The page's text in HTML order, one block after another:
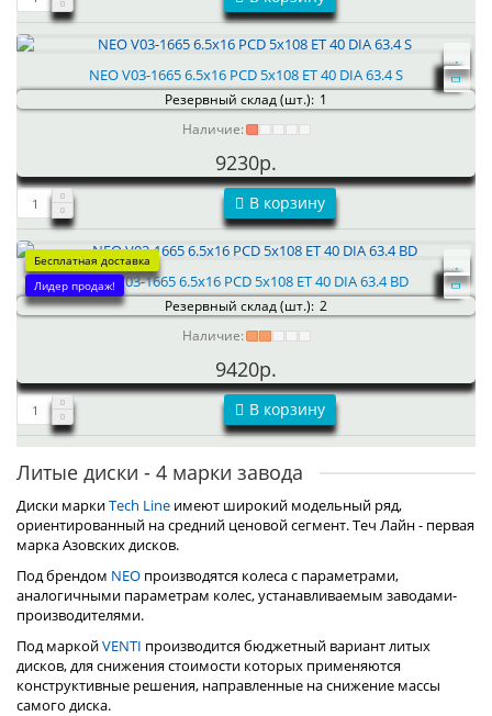
NEO V03-1665 6.5x16 PCD 5x108 ET 40 DIA 63.4 S
Резервный склад (шт.): 1
Наличие:
9230р.
В корзину
Бесплатная доставка
Лидер продаж!NEO V03-1665 6.5x16 PCD 5x108 ET 40 DIA 63.4 BD
Резервный склад (шт.): 2
Наличие:
9420р.
В корзину
Литые диски - 4 марки завода
Диски маркиTech Line имеют широкий модельный ряд,
ориентированный на средний ценовой сегмент. Теч Лайн - первая
марка Азовских дисков.
Под брендом NEO производятся колеса с параметрами,
аналогичными параметрам колес, устанавливаемым заводами-
производителями.
Под маркойVENTI производится бюджетный вариант литых
дисков, для снижения стоимости которых применяются
конструктивные решения, направленные на снижение массы
самого диска.